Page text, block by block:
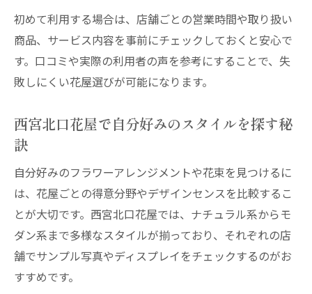
西宮北口花屋のブーケで日常を華やかに演
出
駅近花屋の利用でライフスタイルが変わる
理由
花屋で気軽に楽しめる季節のアレンジメン
る
センス光る花屋を探すなら西宮北口へ
花屋西宮北口駅で見つかる洗練されたアレ
ンジ
西宮北口花屋ならではのデザインセンスが
初めて利用する場合は、店舗ごとの営業時間や取り扱い
商品、サービス内容を事前にチェックしておくと安心で
す。口コミや実際の利用者の声を参考にすることで、失
敗しにくい花屋選びが可能になります。
西宮北口花屋で自分好みのスタイルを探す秘
訣
自分好みのフラワーアレンジメントや花束を見つけるに
は、花屋ごとの得意分野やデザインセンスを比較するこ
とが大切です。西宮北口花屋では、ナチュラル系からモ
ダン系まで多様なスタイルが揃っており、それぞれの店
舗でサンプル写真やディスプレイをチェックするのがお
すすめです。